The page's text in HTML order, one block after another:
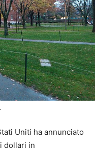
Uniti ha annunciato
dollari in